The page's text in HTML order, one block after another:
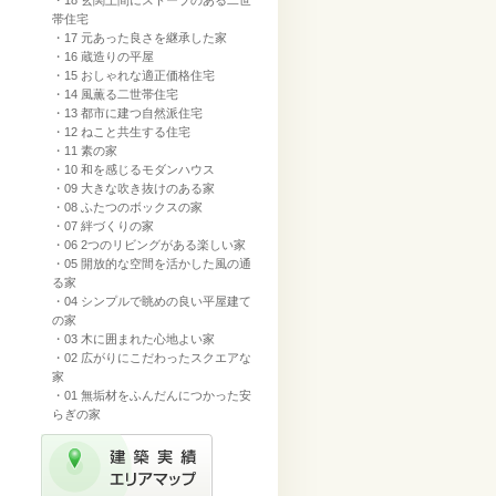
帯住宅
・17 元あった良さを継承した家
・16 蔵造りの平屋
・15 おしゃれな適正価格住宅
・14 風薫る二世帯住宅
・13 都市に建つ自然派住宅
・12 ねこと共生する住宅
・11 素の家
・10 和を感じるモダンハウス
・09 大きな吹き抜けのある家
・08 ふたつのボックスの家
・07 絆づくりの家
・06 2つのリビングがある楽しい家
・05 開放的な空間を活かした風の通
る家
・04 シンプルで眺めの良い平屋建て
の家
・03 木に囲まれた心地よい家
・02 広がりにこだわったスクエアな
家
・01 無垢材をふんだんにつかった安
らぎの家